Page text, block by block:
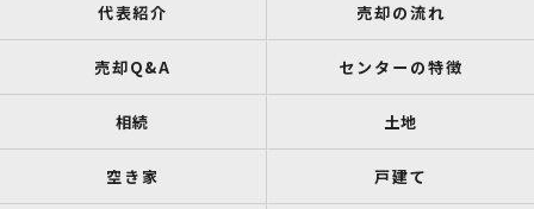
代表紹介 売却の流れ
売却Q&A センターの特徴
相続 土地
空き家 戸建て